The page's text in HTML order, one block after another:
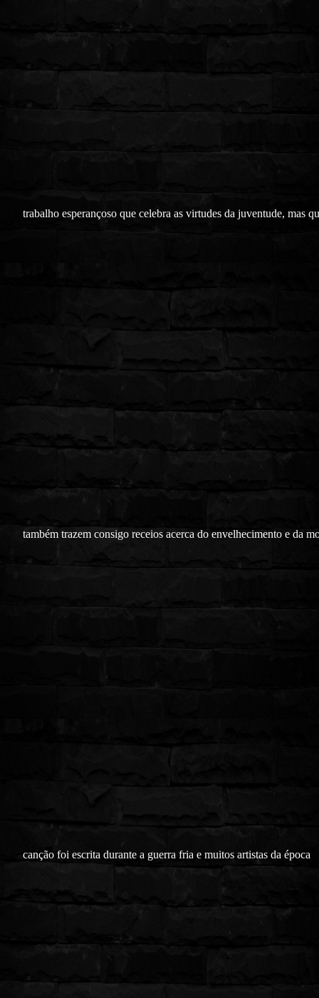
trabalho esperançoso que celebra as virtudes da juventude, mas
também trazem consigo receios acerca do envelhecimento e da
canção foi escrita durante a guerra fria e muitos artistas da época